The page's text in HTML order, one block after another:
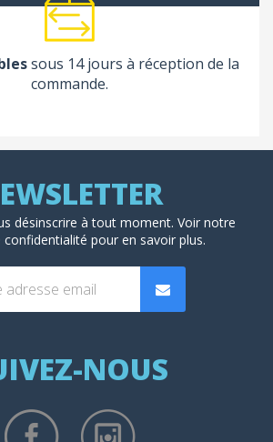
sous 14 jours à réception de la
commande.
désinscrire à tout moment. Voir notre
confidentialité pour en savoir plus.
NOUS